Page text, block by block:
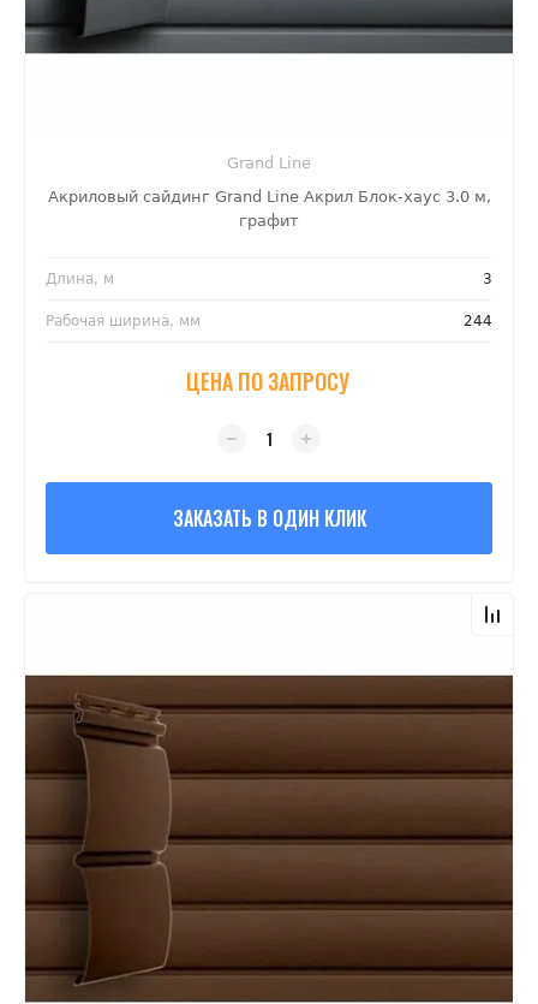
Grand Line
Акриловый сайдинг Grand Line Акрил Блок-хаус 3.0 м,
графит
Длина, м 3
Рабочая ширина, мм 244
ЦЕНА ПО ЗАПРОСУ
ЗАКАЗАТЬ В ОДИН КЛИК